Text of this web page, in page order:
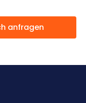
anfragen